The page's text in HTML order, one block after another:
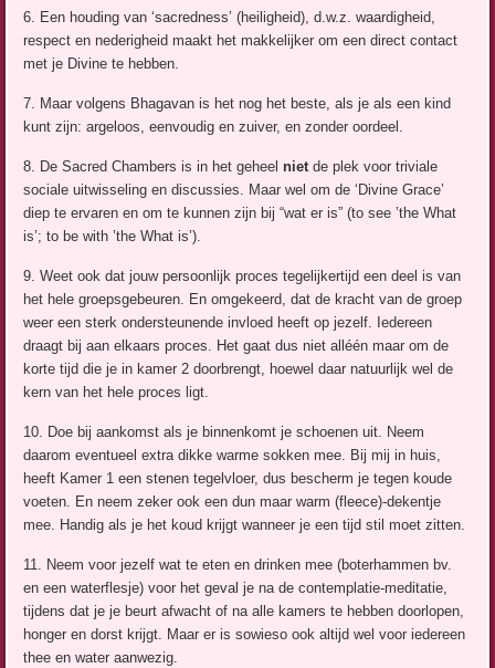
6. Een houding van ‘sacredness’ (heiligheid), d.w.z. waardigheid,
respect en nederigheid maakt het makkelijker om een direct contact
met je Divine te hebben.
7. Maar volgens Bhagavan is het nog het beste, als je als een kind
kunt zijn: argeloos, eenvoudig en zuiver, en zonder oordeel.
8. De Sacred Chambers is in het geheelnietde plek voor triviale
sociale uitwisseling en discussies. Maar wel om de ‘Divine Grace’
diep te ervaren en om te kunnen zijn bij “wat er is” (to see ’the What
is’; to be with ’the What is’).
9. Weet ook dat jouw persoonlijk proces tegelijkertijd een deel is van
het hele groepsgebeuren. En omgekeerd, dat de kracht van de groep
weer een sterk ondersteunende invloed heeft op jezelf. Iedereen
draagt bij aan elkaars proces. Het gaat dus niet alléén maar om de
korte tijd die je in kamer 2 doorbrengt, hoewel daar natuurlijk wel de
kern van het hele proces ligt.
10. Doe bij aankomst als je binnenkomt je schoenen uit. Neem
daarom eventueel extra dikke warme sokken mee. Bij mij in huis,
heeft Kamer 1 een stenen tegelvloer, dus bescherm je tegen koude
voeten. En neem zeker ook een dun maar warm (fleece)-dekentje
mee. Handig als je het koud krijgt wanneer je een tijd stil moet zitten.
11. Neem voor jezelf wat te eten en drinken mee (boterhammen bv.
en een waterflesje) voor het geval je na de contemplatie-meditatie,
tijdens dat je je beurt afwacht of na alle kamers te hebben doorlopen,
honger en dorst krijgt. Maar er is sowieso ook altijd wel voor iedereen
thee en water aanwezig.